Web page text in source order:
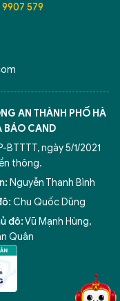
579
AN THÀNH PHỐ HÀ
BÁO CAND
ngày 5/1/2021
thông.
Nguyễn Thanh Bình
Chu Quốc Dũng
đô:Vũ Mạnh Hùng,
Quân
xử lý điểm nghẽn của